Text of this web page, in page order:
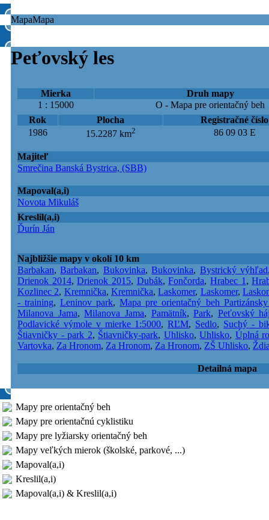
MapaMapa
Peťovský les
Mierka
Druh mapy
1 : 15000
O - Mapa pre orientačný beh
Rok
Plocha
Registračné číslo
1986
15.2287 km2 86 09 03 E
Majiteľ
Smrečina Banská Bystrica, (SBB)
Mapoval(a,i)
Novota Mikuláš
Kreslil(a,i)
Ďurín Ján
Najbližšie mapy v okolí 10 km
Barbakan,Barbakan, Bukovinka,Bukovinka, Bystrický výhľad
Drienok 2014,Drienok 2015, Dubák,Fončorda, Hrabec 1,
Kozlinec 2, Kremnička,Kremnička,Laskomer, Laskomer,
- training,Leninov park,Mapa pre orientačný beh
Milanova Jama,Milanova Jama, Pamätník,Park, Peťovský
Podlavické výmole v mierke 1:5000,RĽM, Sedlo, Suchý -
Štiavničky - park 2, Štiavničky-park, Uhlisko,Uhlisko, Úplná
Vartovka, Za Hronom, Za Hronom, Za Hronom, ZŠ Uhlisko,
Detailná mapa
Mapy pre orientačný beh
Mapy pre orientačnú cyklistiku
Mapy pre lyžiarsky orientačný beh
Mapy veľkých mierok (školské, parkové, ...)
Mapoval(a,i)
Kreslil(a,i)
Mapoval(a,i) & Kreslil(a,i)